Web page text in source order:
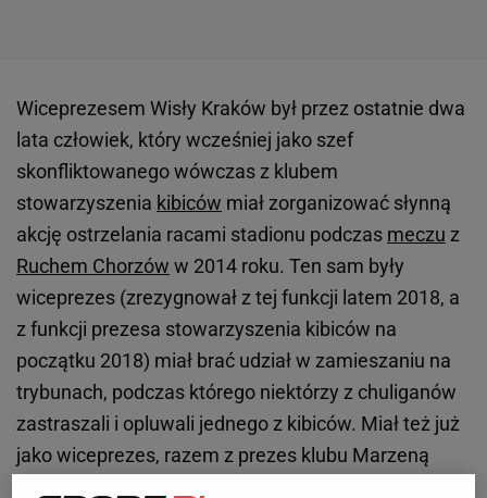
Wiceprezesem Wisły Kraków był przez ostatnie dwa
lata człowiek, który wcześniej jako szef
skonfliktowanego wówczas z klubem
stowarzyszenia kibiców miał zorganizować słynną
akcję ostrzelania racami stadionu podczas meczu z
Ruchem Chorzów w 2014 roku. Ten sam były
wiceprezes (zrezygnował z tej funkcji latem 2018, a
z funkcji prezesa stowarzyszenia kibiców na
początku 2018) miał brać udział w zamieszaniu na
trybunach, podczas którego niektórzy z chuliganów
zastraszali i opluwali jednego z kibiców. Miał też już
jako wiceprezes, razem z prezes klubu Marzeną